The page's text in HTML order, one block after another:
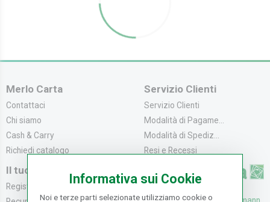
Merlo Carta
Contattaci
Chi siamo
Cash & Carry
Richiedi catalogo
Servizio Clienti
Servizio Clienti
Modalità di Pagame...
Modalità di Spediz...
Resi e Recessi
Il tuo Account
Registrati
Informativa sui Cookie
Noi e terze parti selezionate utilizziamo cookie o